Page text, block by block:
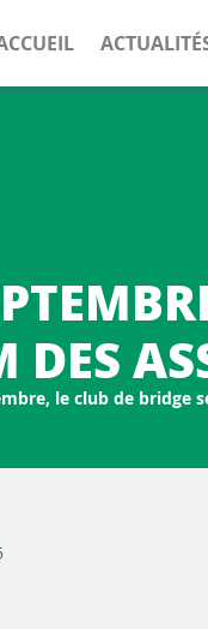
DES
le club de bridge